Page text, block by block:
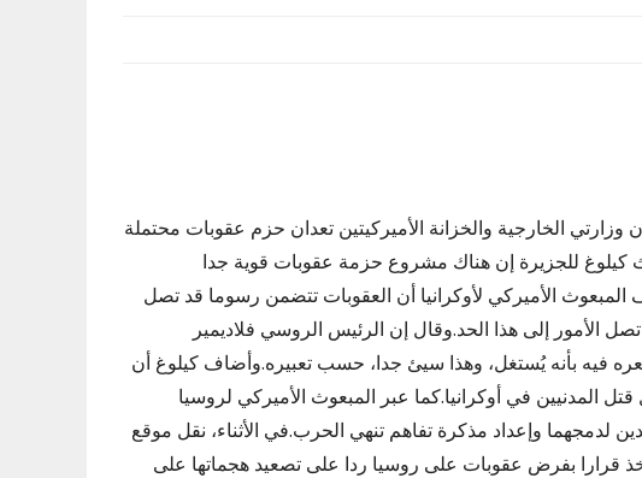
الخارجية والخزانة الأميركيتين تعدان حزم عقوبات محتملة
كيلوغ للجزيرة إن هناك مشروع حزمة عقوبات قوية جدا
الأميركي لأوكرانيا أن العقوبات تتضمن رسوما قد تصل
تصل الأمور إلى هذا الحد.وقال إن الرئيس الروسي فلاديمير
فيه بأنه يُستغل، وهذا سيئ جدا، حسب تعبيره.وأضاف كيلوغ أن
المدنيين في أوكرانيا.كما عبر المبعوث الأميركي لروسيا
وإعداد مذكرة تفاهم تنهي الحرب.في الأثناء، نقل موقع
لم يتخذ قرارا بفرض عقوبات على روسيا ردا على تصعيد هجماتها على